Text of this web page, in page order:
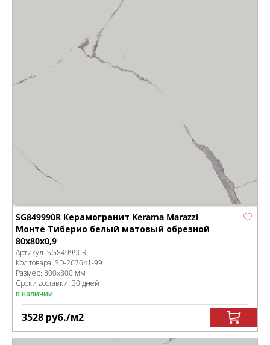
SG849990R Керамогранит Kerama Marazzi
Монте Тиберио белый матовый обрезной
80x80x0,9
Артикул: SG849990R
Код товара: SD-267641-99
Размер: 800x800 мм
Сроки доставки: 30 дней
в наличии
3528 руб./м2